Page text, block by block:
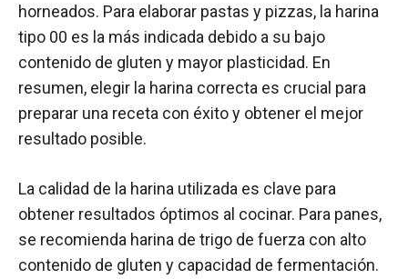
horneados. Para elaborar pastas y pizzas, la harina
tipo 00 es la más indicada debido a su bajo
contenido de gluten y mayor plasticidad. En
resumen, elegir la harina correcta es crucial para
preparar una receta con éxito y obtener el mejor
resultado posible.
La calidad de la harina utilizada es clave para
obtener resultados óptimos al cocinar. Para panes,
se recomienda harina de trigo de fuerza con alto
contenido de gluten y capacidad de fermentación.